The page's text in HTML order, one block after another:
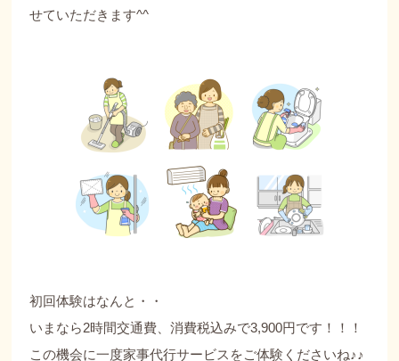
せていただきます^^
初回体験はなんと・・
いまなら2時間交通費、消費税込みで3,900円です！！！
この機会に一度家事代行サービスをご体験くださいね♪♪